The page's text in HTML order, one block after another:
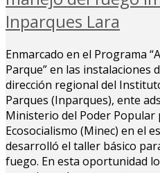
Inparques Lara
Enmarcado en el Programa
Parque” en las instalaciones
dirección regional del
Parques (Inparques), ente
Ministerio del Poder Popular
Ecosocialismo (Minec) en el
desarrolló el taller básico
fuego. En esta oportunidad